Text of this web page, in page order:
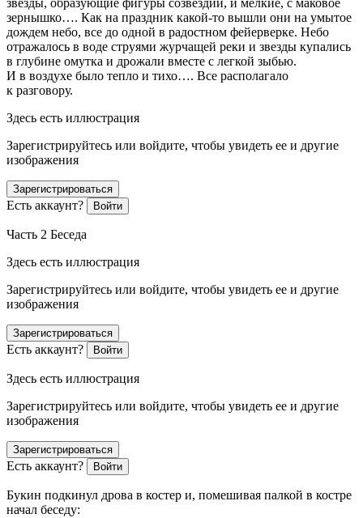
звезды, образующие фигуры созвездий, и мелкие, с маковое
зернышко…. Как на праздник какой-то вышли они на умытое
дождем небо, все до одной в радостном фейерверке. Небо
отражалось в воде струями журчащей реки и звезды купались
в глубине омутка и дрожали вместе с легкой зыбью.
И в воздухе было тепло и тихо…. Все располагало
к разговору.
Здесь есть иллюстрация
Зарегистрируйтесь или войдите, чтобы увидеть ее и другие
изображения
Зарегистрироваться
Есть аккаунт? Войти
Часть 2 Беседа
Здесь есть иллюстрация
Зарегистрируйтесь или войдите, чтобы увидеть ее и другие
изображения
Зарегистрироваться
Есть аккаунт? Войти
Здесь есть иллюстрация
Зарегистрируйтесь или войдите, чтобы увидеть ее и другие
изображения
Зарегистрироваться
Есть аккаунт? Войти
Букин подкинул дрова в костер и, помешивая палкой в костре
начал беседу: